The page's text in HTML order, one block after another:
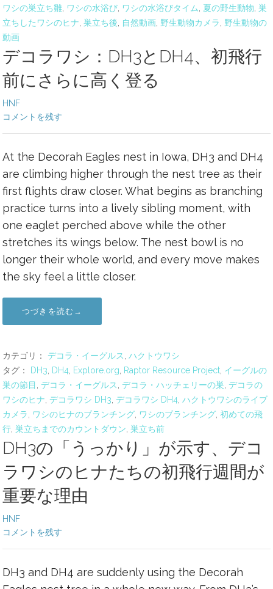
ワシの巣立ち雛 ワシの水浴び ワシの水浴びタイム 夏の野生動物 巣
立ちしたワシのヒナ 巣立ち後 自然動画 野生動物カメラ
野生動物の
動画
デコラワシ：DH3とDH4、初飛行
前にさらに高く登る
HNF
コメントを残す
At the Decorah Eagles nest in Iowa, DH3 and DH4
are climbing higher through the nest tree as their
first flights draw closer. What begins as branching
practice turns into a lively sibling moment, with
one eaglet perched above while the other
stretches its wings below. The nest bowl is no
longer their whole world, and every move makes
the sky feel a little closer.
つづきを読む→
カテゴリ： デコラ・イーグルス ハクトウワシ
タグ：
DH3 DH4 Explore.org Raptor Resource Project イーグルの
巣の節目
デコラ・イーグルス デコラ・ハッチェリーの巣 デコラの
ワシのヒナ デコラワシ DH3 デコラワシ DH4 ハクトウワシのライブ
カメラ
ワシのヒナのブランチング ワシのブランチング 初めての飛
行 巣立ちまでのカウントダウン 巣立ち前
DH3の「うっかり」が示す、デコ
ラワシのヒナたちの初飛行週間が
重要な理由
HNF
コメントを残す
DH3 and DH4 are suddenly using the Decorah